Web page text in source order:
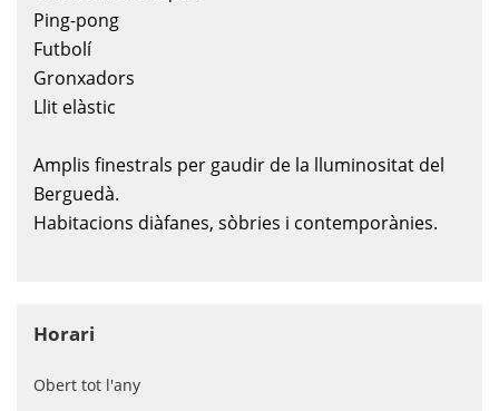
Ping-pong
Futbolí
Gronxadors
Llit elàstic
Amplis finestrals per gaudir de la lluminositat del
Berguedà.
Habitacions diàfanes, sòbries i contemporànies.
Horari
Obert tot l'any